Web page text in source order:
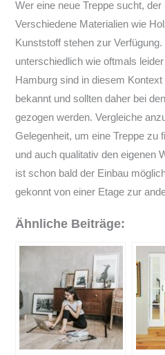
Wer eine neue Treppe sucht, der
Verschiedene Materialien wie
Kunststoff stehen zur
unterschiedlich wie oftmals
Hamburg sind in diesem
bekannt und sollten daher bei
gezogen werden. Vergleiche
Gelegenheit, um eine Treppe zu
und auch qualitativ den eigenen
ist schon bald der Einbau
gekonnt von einer Etage zur
Ähnliche Beiträge: